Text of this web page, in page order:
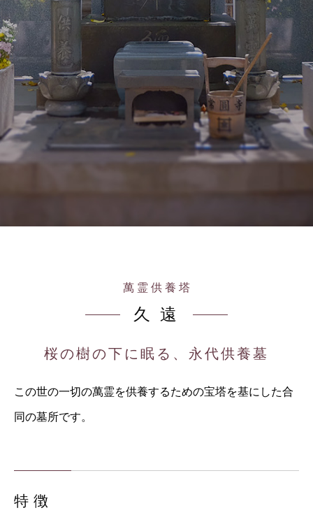
萬 霊 供 養 塔
久 遠
桜の樹の下に眠る、永代供養墓
この世の一切の萬霊を供養するための宝塔を基にした合
同の墓所です。
特 徴